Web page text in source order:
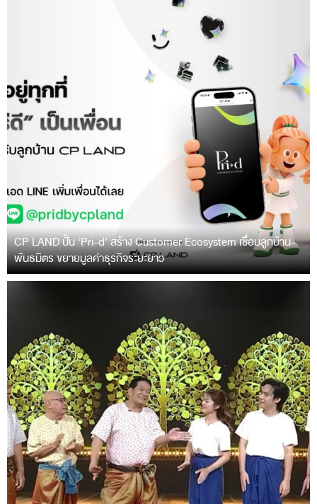
CP LAND ปั้น ‘Pri-d’ สร้าง Customer Ecosystem เชื่อมลูกบ้าน-
พันธมิตร ขยายมูลค่าธุรกิจระยะยาว